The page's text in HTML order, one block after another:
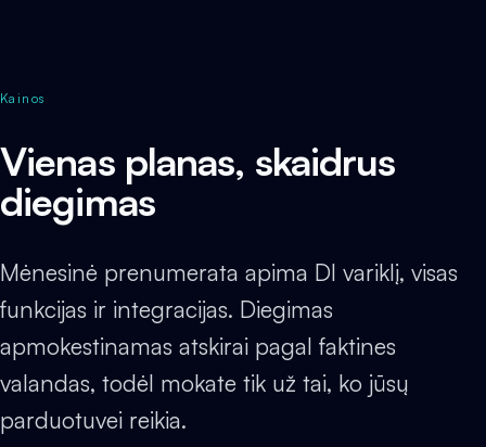
Kainos
Vienas planas, skaidrus
diegimas
Mėnesinė prenumerata apima DI variklį, visas
funkcijas ir integracijas. Diegimas
apmokestinamas atskirai pagal faktines
valandas, todėl mokate tik už tai, ko jūsų
parduotuvei reikia.